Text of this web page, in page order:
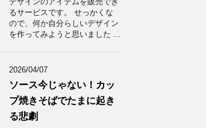
るサービスです。 せっかくな
ので、何か自分らしいデザイン
を作ってみようと思いました ...
2026/04/07
ソース今じゃない！カッ
プ焼きそばでたまに起き
る悲劇